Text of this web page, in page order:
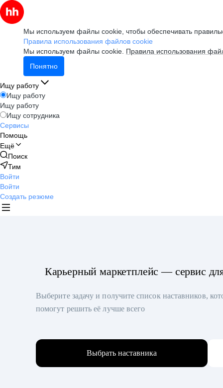
Мы используем файлы cookie, чтобы обеспечивать
Правила использования файлов cookie
Мы используем файлы cookie. Правила использования
Понятно
Ищу работу
Ищу работу
Ищу работу
Ищу сотрудника
Сервисы
Помощь
Ещё
Поиск
Тим
Войти
Войти
Создать резюме
Карьерный маркетплейс — сервис
Выберите задачу и получите список наставников,
помогут решить её лучше всего
Выбрать наставника